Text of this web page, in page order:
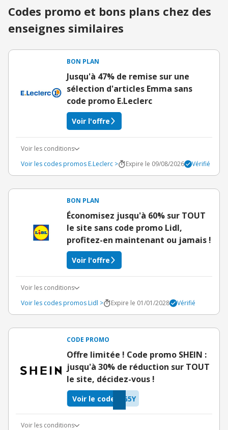
Codes promo et bons plans chez des
enseignes similaires
BON PLAN
Jusqu'à 47% de remise sur une
sélection d'articles Emma sans
code promo E.Leclerc
Voir l'offre
Voir les conditions
Voir les codes promos E.Leclerc >
Expire le 09/08/2026 Vérifié
BON PLAN
Économisez jusqu'à 60% sur TOUT
le site sans code promo Lidl,
profitez-en maintenant ou jamais !
Voir l'offre
Voir les conditions
Voir les codes promos Lidl >
Expire le 01/01/2028 Vérifié
CODE PROMO
Offre limitée ! Code promo SHEIN :
jusqu'à 30% de réduction sur TOUT
le site, décidez-vous !
G5Y
Voir le code
Voir les conditions